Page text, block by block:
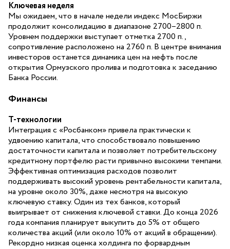
Ключевая неделя
Мы ожидаем, что в начале недели индекс МосБиржи
продолжит консолидацию в диапазоне 2700–2800 п.
Уровнем поддержки выступает отметка 2700 п.,
сопротивление расположено на 2760 п. В центре внимания
инвесторов останется динамика цен на нефть после
открытия Ормузского пролива и подготовка к заседанию
Банка России.
Финансы
Т-технологии
Интеграция с «Росбанком» привела практически к
удвоению капитала, что способствовало повышению
достаточности капитала и позволяет потребительскому
кредитному портфелю расти привычно высокими темпами.
Эффективная оптимизация расходов позволит
поддерживать высокий уровень рентабельности капитала,
на уровне около 30%, даже несмотря на высокую
ключевую ставку. Один из тех банков, который
выигрывает от снижения ключевой ставки. До конца 2026
года компания планирует выкупить до 5% от общего
количества акций (или около 10% от акций в обращении).
Рекордно низкая оценка холдинга по форвардным